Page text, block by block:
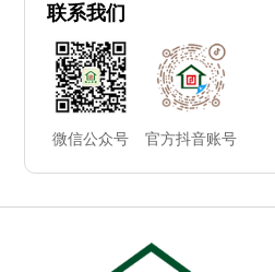
联系我们
微信公众号 官方抖音账号